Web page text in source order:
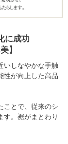
に成功
】
いしなやかな手触
性が向上した高品
ことで、従来のシ
す。裾がまとわり